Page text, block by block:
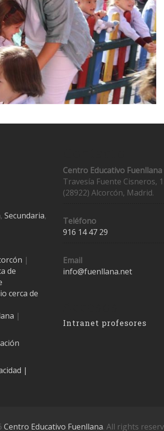
, Secundaria,
|
de
cerca de
|
|
Centro Educativo Fuenllana
Travesía Fuente Cisneros,
(28922) Alcorcón, Madrid.
Teléfono
916 14 47 29
Email
info@fuenllana.net
Intranet profesores
Centro Educativo Fuenllana. All rights